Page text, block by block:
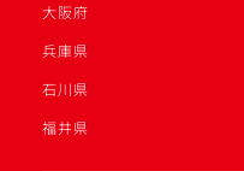
大阪府
兵庫県
石川県
福井県